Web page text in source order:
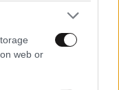
web or
τα πλήθη